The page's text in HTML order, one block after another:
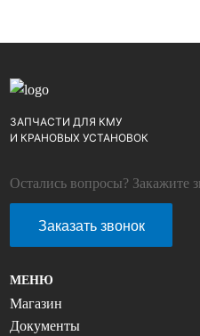
ЗАПЧАСТИ ДЛЯ КМУ
И КРАНОВЫХ УСТАНОВОК
МЕНЮ
Магазин
Документы
Остались вопросы? Закажите
Заказать звонок